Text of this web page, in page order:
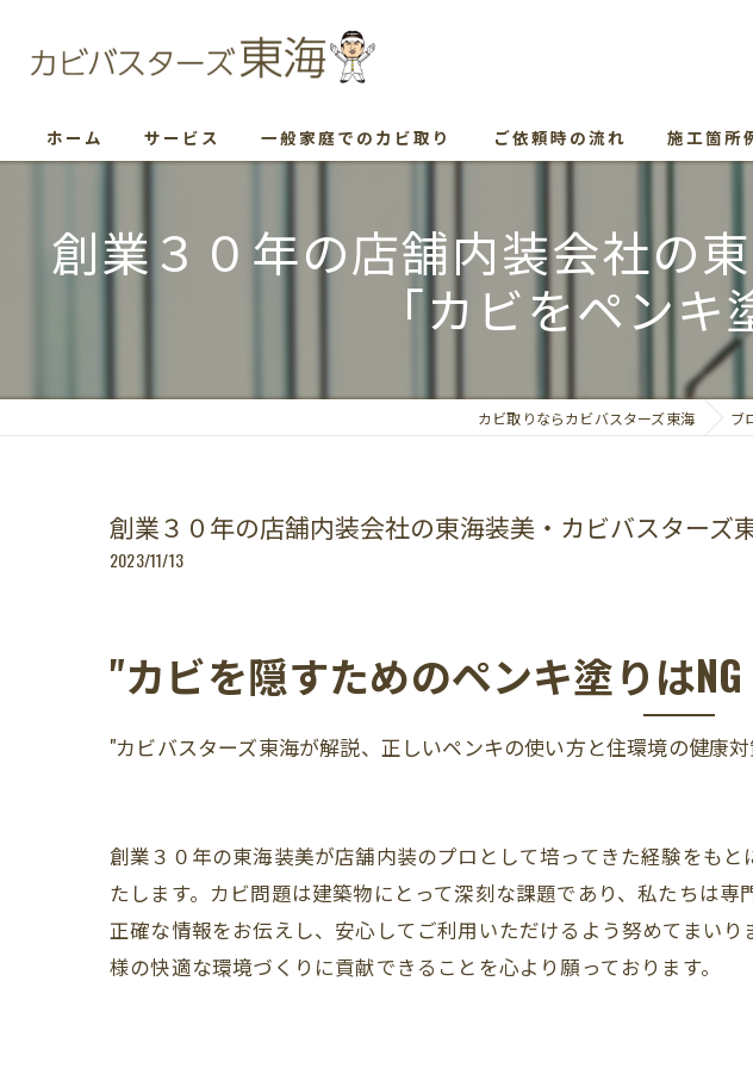
ホーム サービス 一般家庭でのカビ取り ご依頼時の流れ 施工箇所
創業３０年の店舗内装会社の
「カビをペン
カビ取りならカビバスターズ東海 ブ
創業３０年の店舗内装会社の東海装美・カビバスターズ
2023/11/13
"カビを隠すためのペンキ塗りは
"カビバスターズ東海が解説、正しいペンキの使い方と住環境の健康
創業３０年の東海装美が店舗内装のプロとして培ってきた経験をも
たします。カビ問題は建築物にとって深刻な課題であり、私たちは
正確な情報をお伝えし、安心してご利用いただけるよう努めてまい
様の快適な環境づくりに貢献できることを心より願っております。